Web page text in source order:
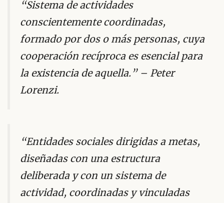
“Sistema de actividades
conscientemente coordinadas,
formado por dos o más personas, cuya
cooperación recíproca es esencial para
la existencia de aquella.” – Peter
Lorenzi.
“Entidades sociales dirigidas a metas,
diseñadas con una estructura
deliberada y con un sistema de
actividad, coordinadas y vinculadas